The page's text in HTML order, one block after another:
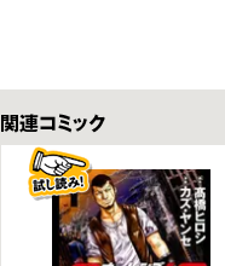
関連コミックス